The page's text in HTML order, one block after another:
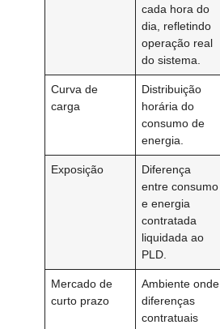
cada hora do
dia, refletindo
operação real
do sistema.
Curva de
carga
Distribuição
horária do
consumo de
energia.
Exposição
Diferença
entre consumo
e energia
contratada
liquidada ao
PLD.
Mercado de
curto prazo
Ambiente onde
diferenças
contratuais